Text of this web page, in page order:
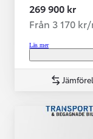
269 900 kr
Från 3 170
Läs mer